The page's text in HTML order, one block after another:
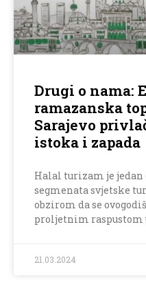
Drugi o nama:
ramazanska
Sarajevo
istoka i zapada
Halal turizam je jedan
segmenata svjetske
obzirom da se
proljetnim raspustom
21.03.2024